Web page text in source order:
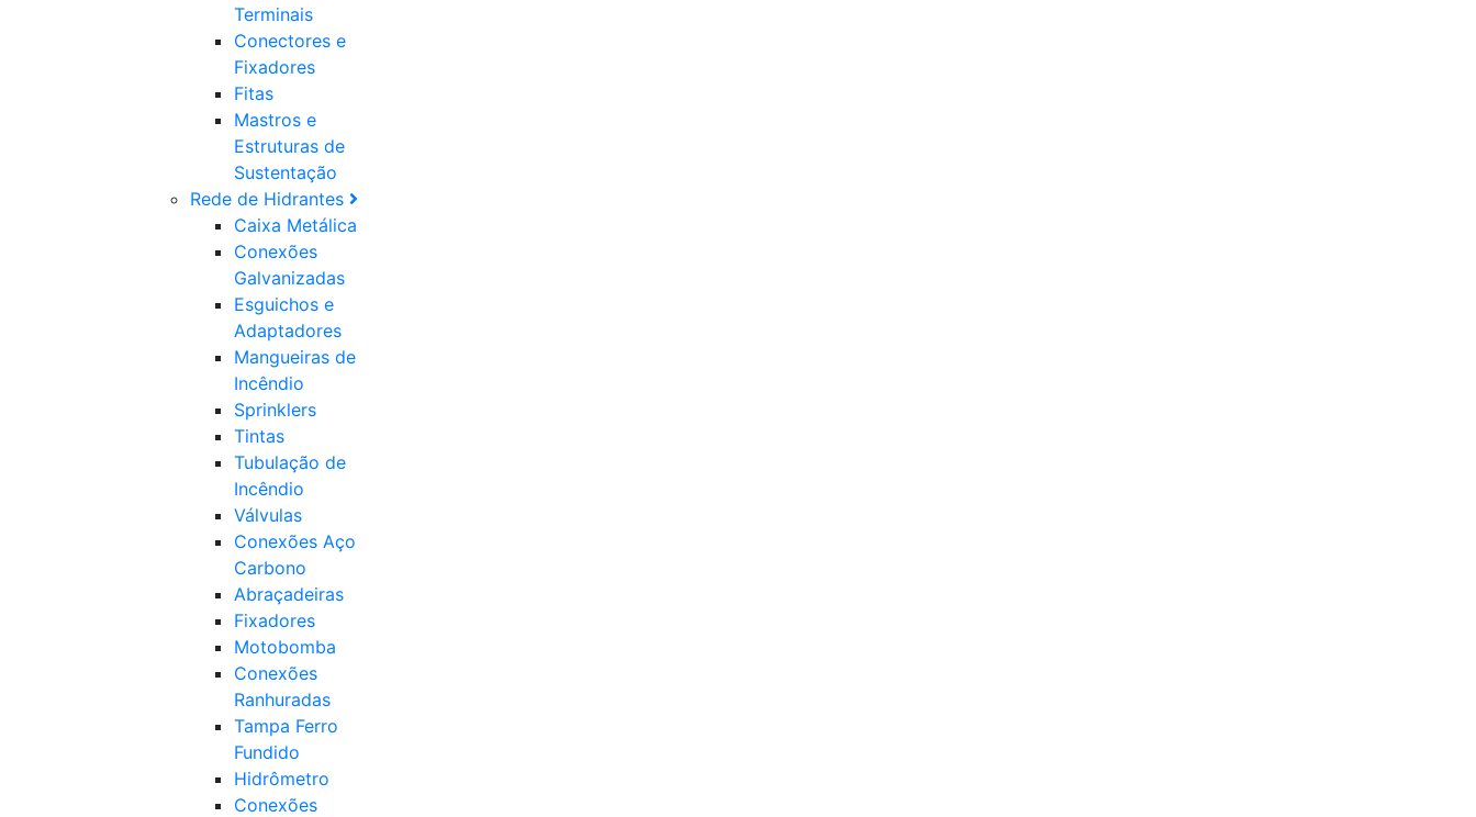
Terminais
Conectores e
Fixadores
Fitas
Mastros e
Estruturas de
Sustentação
Rede de Hidrantes
Caixa Metálica
Conexões
Galvanizadas
Esguichos e
Adaptadores
Mangueiras de
Incêndio
Sprinklers
Tintas
Tubulação de
Incêndio
Válvulas
Conexões Aço
Carbono
Abraçadeiras
Fixadores
Motobomba
Conexões
Ranhuradas
Tampa Ferro
Fundido
Hidrômetro
Conexões